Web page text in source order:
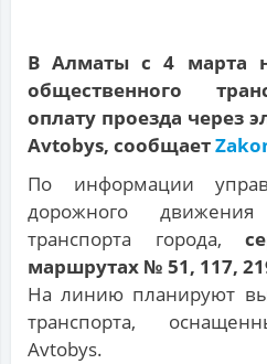
В Алматы с 4 марта
общественного
оплату проезда через
Avtobys, сообщает
По информации
дорожного
транспорта города,
маршрутах № 51, 117,
На линию планируют
транспорта,
Avtobys.